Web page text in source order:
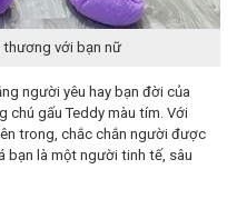
thương với bạn nữ
người yêu hay bạn đời của
chú gấu Teddy màu tím. Với
trong, chắc chắn người được
bạn là một người tinh tế, sâu